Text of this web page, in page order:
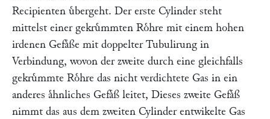
Recipienten uͤbergeht. Der erste Cylinder steht
mittelst einer gekruͤmmten Roͤhre mit einem hohen
irdenen Gefaͤße mit doppelter Tubulirung in
Verbindung, wovon der zweite durch eine gleichfalls
gekruͤmmte Roͤhre das nicht verdichtete Gas in ein
anderes aͤhnliches Gefaͤß leitet, Dieses zweite Gefaͤß
nimmt das aus dem zweiten Cylinder entwikelte Gas